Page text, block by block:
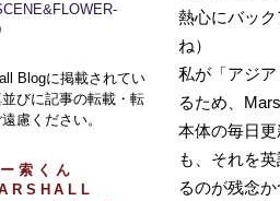
Blogに掲載されてい
びに記事の転載・転
慮ください。
ー索くん
熱心にバッ
ね）
私が「アジ
るため、
本体の毎日
も、それを
るのが残念